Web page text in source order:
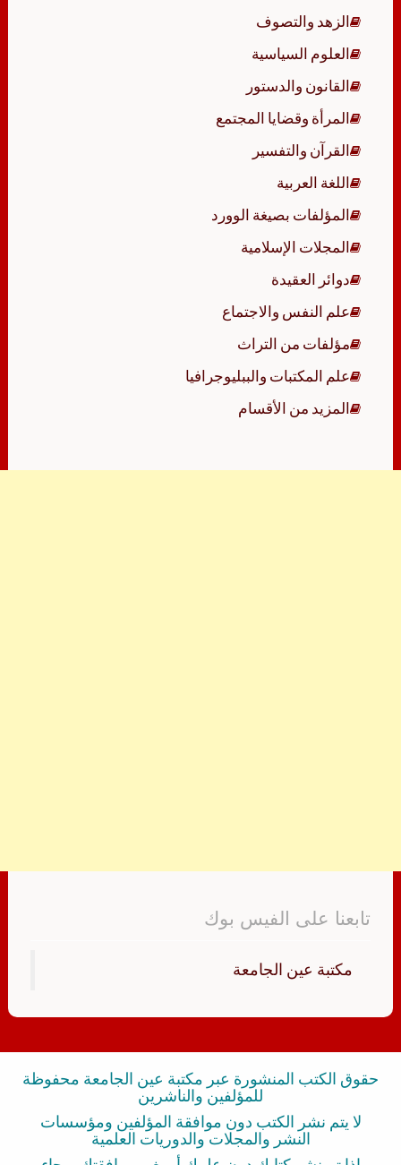
الزهد والتصوف
العلوم السياسية
القانون والدستور
المرأة وقضايا المجتمع
القرآن والتفسير
اللغة العربية
المؤلفات بصيغة الوورد
المجلات الإسلامية
دوائر العقيدة
علم النفس والاجتماع
مؤلفات من التراث
علم المكتبات والببليوجرافيا
المزيد من الأقسام
تابعنا على الفيس بوك
‏مكتبة عين الجامعة‏
حقوق الكتب المنشورة عبر مكتبة عين الجامعة محفوظة
للمؤلفين والناشرين
لا يتم نشر الكتب دون موافقة المؤلفين ومؤسسات
النشر والمجلات والدوريات العلمية